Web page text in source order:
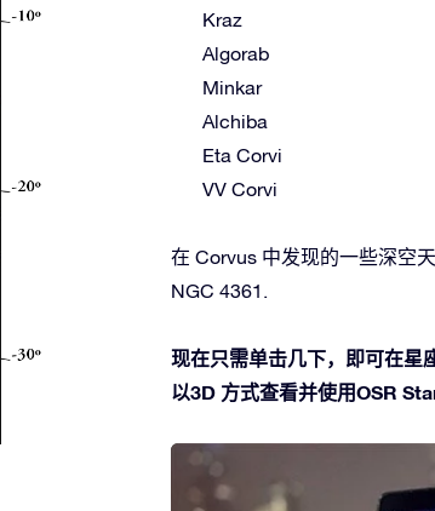
Kraz
Algorab
Minkar
Alchiba
Eta Corvi
VV Corvi
在 Corvus 中发现的一些深空
NGC 4361.
现在只需单击几下，即可在星
以3D 方式查看并使用OSR